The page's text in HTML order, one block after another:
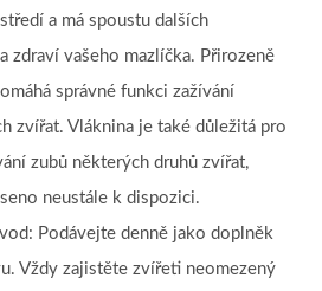
a má spoustu dalších
zdraví vašeho mazlíčka. Přirozeně
správné funkci zažívání
zvířat. Vláknina je také důležitá pro
zubů některých druhů zvířat,
neustále k dispozici.​
Podávejte denně jako doplněk
Vždy zajistěte zvířeti neomezený